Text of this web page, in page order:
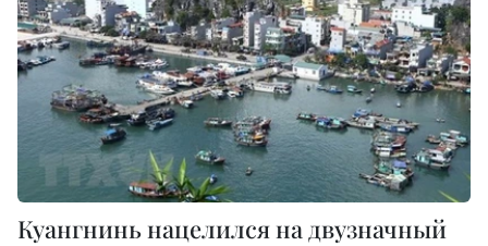
Куангнинь нацелился на двузначный